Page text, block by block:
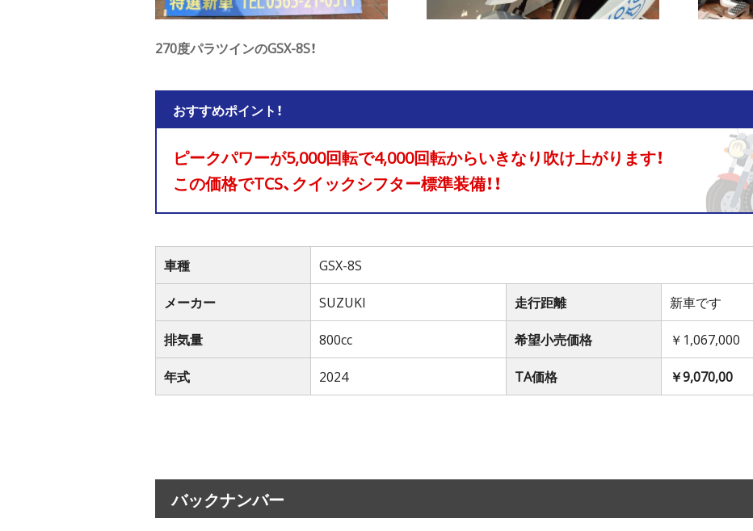
270度パラツインのGSX-8S！
おすすめポイント！
ピークパワーが5,000回転で4,000回転からいきなり吹け上がります！
この価格でTCS、クイックシフター標準装備！！
車種
GSX-8S
メーカー
SUZUKI 走行距離
新車です
排気量
800cc 希望小売価格
￥1,067,000
年式
2024 TA価格 ￥9,070,00
バックナンバー